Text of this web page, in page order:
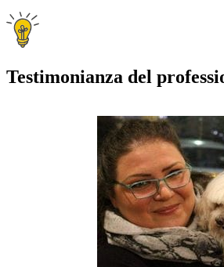
Testimonianza del